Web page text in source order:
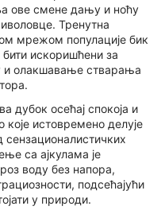
ове смене дању и ноћу
Тренутна
мрежом популације бик
бити искоришћени за
и олакшавање стварања
дубок осећај спокоја и
истовремено делује
сензационалистичких
са ајкулама је
воду без напора,
подсећајући
у природи.